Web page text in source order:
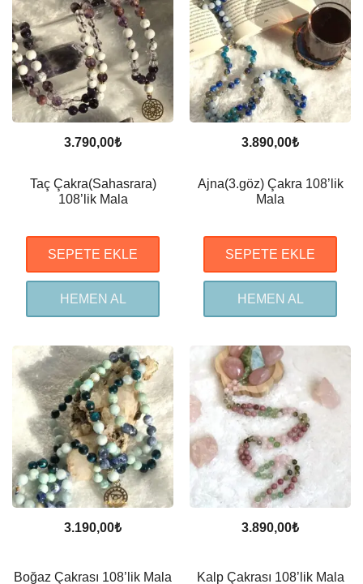
3.790,00₺
Taç Çakra(Sahasrara)
108’lik Mala
SEPETE EKLE
HEMEN AL
3.890,00₺
Ajna(3.göz) Çakra 108’lik
Mala
SEPETE EKLE
HEMEN AL
3.190,00₺
Boğaz Çakrası 108’lik Mala
3.890,00₺
Kalp Çakrası 108’lik Mala